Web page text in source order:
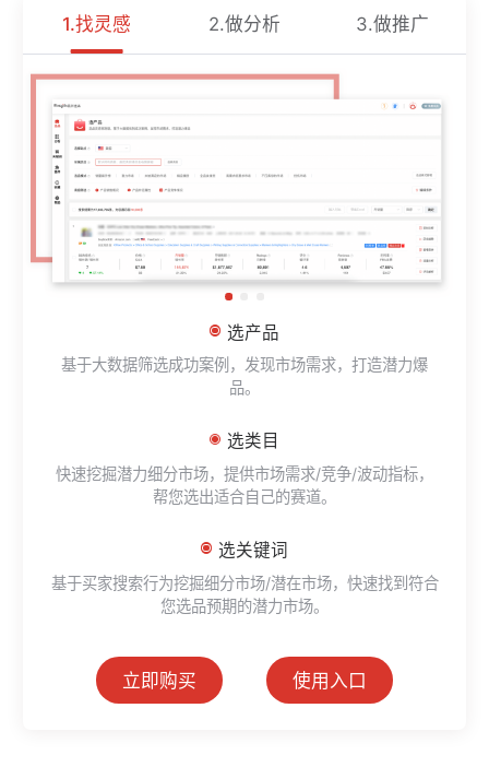
1.找灵感 2.做分析 3.做推广
选产品
基于大数据筛选成功案例，发现市场需求，打造潜力爆
品。
选类目
快速挖掘潜力细分市场，提供市场需求/竞争/波动指标，
帮您选出适合自己的赛道。
选关键词
基于买家搜索行为挖掘细分市场/潜在市场，快速找到符合
您选品预期的潜力市场。
立即购买 使用入口